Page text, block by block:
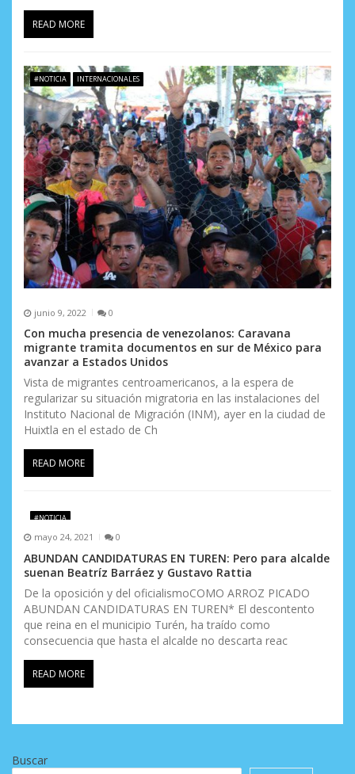
READ MORE
#NOTICIA INTERNACIONALES
junio 9, 2022 0
Con mucha presencia de venezolanos: Caravana
migrante tramita documentos en sur de México para
avanzar a Estados Unidos
Vista de migrantes centroamericanos, a la espera de
regularizar su situación migratoria en las instalaciones del
Instituto Nacional de Migración (INM), ayer en la ciudad de
Huixtla en el estado de Ch
READ MORE
#NOTICIA
mayo 24, 2021 0
ABUNDAN CANDIDATURAS EN TUREN: Pero para alcalde
suenan Beatríz Barráez y Gustavo Rattia
De la oposición y del oficialismoCOMO ARROZ PICADO
ABUNDAN CANDIDATURAS EN TUREN* El descontento
que reina en el municipio Turén, ha traído como
consecuencia que hasta el alcalde no descarta reac
READ MORE
Buscar